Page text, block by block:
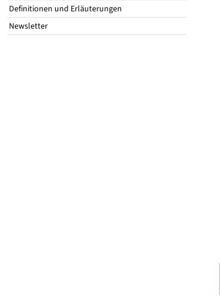
Definitionen und Erläuterungen
Newsletter